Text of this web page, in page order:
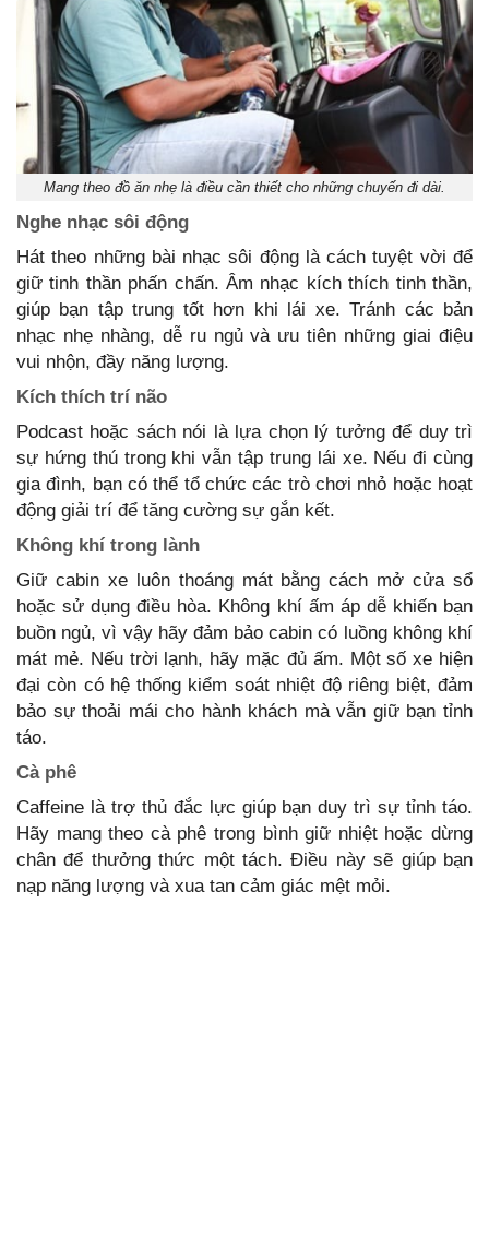
Mang theo đồ ăn nhẹ là điều cần thiết cho những chuyến đi dài.
Nghe nhạc sôi động
Hát theo những bài nhạc sôi động là cách tuyệt vời để
giữ tinh thần phấn chấn. Âm nhạc kích thích tinh thần,
giúp bạn tập trung tốt hơn khi lái xe. Tránh các bản
nhạc nhẹ nhàng, dễ ru ngủ và ưu tiên những giai điệu
vui nhộn, đầy năng lượng.
Kích thích trí não
Podcast hoặc sách nói là lựa chọn lý tưởng để duy trì
sự hứng thú trong khi vẫn tập trung lái xe. Nếu đi cùng
gia đình, bạn có thể tổ chức các trò chơi nhỏ hoặc hoạt
động giải trí để tăng cường sự gắn kết.
Không khí trong lành
Giữ cabin xe luôn thoáng mát bằng cách mở cửa sổ
hoặc sử dụng điều hòa. Không khí ấm áp dễ khiến bạn
buồn ngủ, vì vậy hãy đảm bảo cabin có luồng không khí
mát mẻ. Nếu trời lạnh, hãy mặc đủ ấm. Một số xe hiện
đại còn có hệ thống kiểm soát nhiệt độ riêng biệt, đảm
bảo sự thoải mái cho hành khách mà vẫn giữ bạn tỉnh
táo.
Cà phê
Caffeine là trợ thủ đắc lực giúp bạn duy trì sự tỉnh táo.
Hãy mang theo cà phê trong bình giữ nhiệt hoặc dừng
chân để thưởng thức một tách. Điều này sẽ giúp bạn
nạp năng lượng và xua tan cảm giác mệt mỏi.